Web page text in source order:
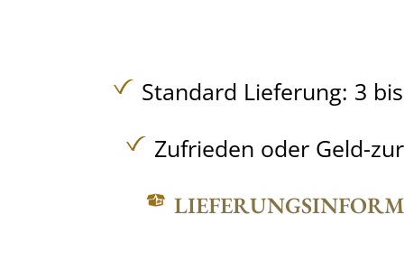
Standard Lieferung: 3
Zufrieden oder Geld-